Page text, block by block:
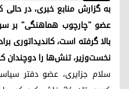
به گزارش منابع خبری، در
عضو "چارچوب هماهنگی" بر
بالا گرفته است، کاندیداتوری
نخست‌وزیر، تنش‌ها را دوچندان
سلام جزایری، عضو دفتر